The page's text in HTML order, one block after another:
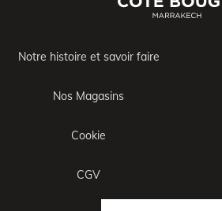
Notre histoire et savoir faire
Nos Magasins
Cookie
CGV